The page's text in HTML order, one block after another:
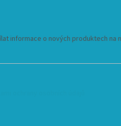
informace o nových produktech na